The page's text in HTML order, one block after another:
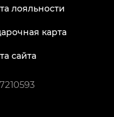
лояльности
карта
сайта